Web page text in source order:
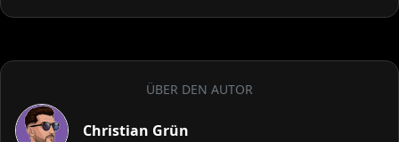
ÜBER DEN AUTOR
Christian Grün